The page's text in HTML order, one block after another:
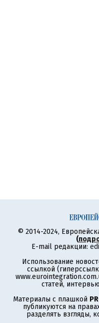
© 2014-2024,
(
E-mail редакции:
Использование
ссылкой
статей,
Материалы с плашкой
публикуются на
разделять взгляды,